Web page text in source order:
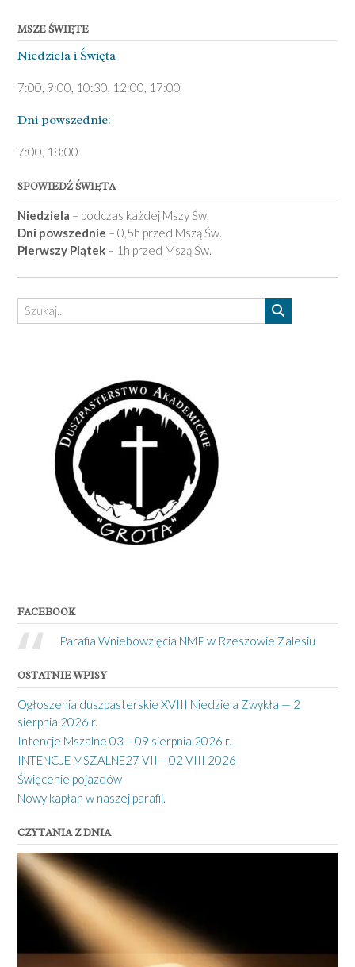
MSZE ŚWIĘTE
Niedziela ­i Święta
7:00, 9:00, 10:30, 12:00, 17:00
Dni pows­zednie:
7­:00, 18:00­
SPOWIEDŹ ŚWIĘTA
Niedziela – podczas każdej Mszy Św.
Dni powszednie – 0,5h przed Mszą Św.
Pierwszy Piątek – 1h przed Mszą Św.
FACEBOOK
Parafia Wniebowzięcia NMP w Rzeszowie Zalesiu
OSTATNIE WPISY
Ogłoszenia duszpasterskie XVIII Niedziela Zwykła — 2
sierpnia 2026 r.
Intencje Mszalne 03 – 09 sierpnia 2026 r.
INTENCJE MSZALNE27 VII – 02 VIII 2026
Święcenie pojazdów
Nowy kapłan w naszej parafii.
CZYTANIA Z DNIA